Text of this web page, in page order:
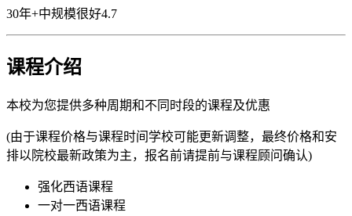
30年+中规模很好4.7
课程介绍
本校为您提供多种周期和不同时段的课程及优惠
(由于课程价格与课程时间学校可能更新调整，最终价格和安
排以院校最新政策为主，报名前请提前与课程顾问确认)
强化西语课程
一对一西语课程